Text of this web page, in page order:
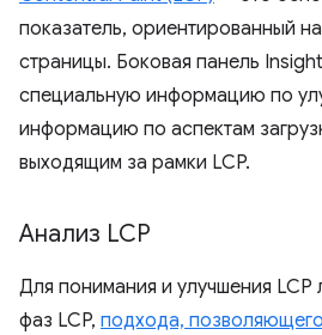
показатель, ориентированный
страницы. Боковая панель
специальную информацию по
информацию по аспектам
выходящим за рамки LCP.
Анализ LCP
Для понимания и улучшения LCP
фаз LCP, подхода,